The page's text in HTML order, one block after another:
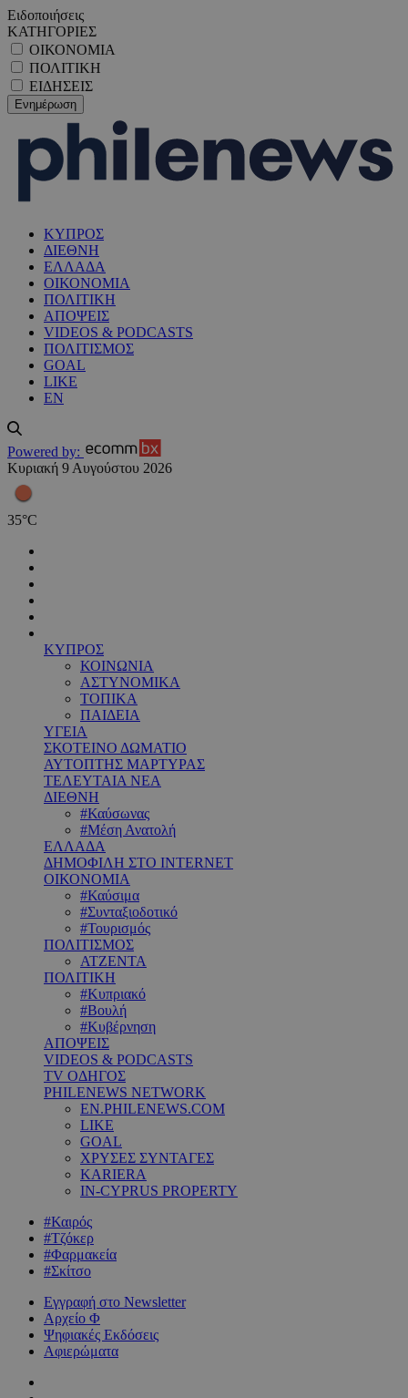
Ειδοποιήσεις
ΚΑΤΗΓΟΡΙΕΣ
ΟΙΚΟΝΟΜΙΑ
ΠΟΛΙΤΙΚΗ
ΕΙΔΗΣΕΙΣ
ΚΥΠΡΟΣ
ΔΙΕΘΝΗ
ΕΛΛΑΔΑ
ΟΙΚΟΝΟΜΙΑ
ΠΟΛΙΤΙΚΗ
ΑΠΟΨΕΙΣ
VIDEOS & PODCASTS
ΠΟΛΙΤΙΣΜΟΣ
GOAL
LIKE
EN
Powered by:
Κυριακή 9 Αυγούστου 2026
35°C
ΚΥΠΡΟΣ
ΚΟΙΝΩΝΙΑ
ΑΣΤΥΝΟΜΙΚΑ
ΤΟΠΙΚΑ
ΠΑΙΔΕΙΑ
ΥΓΕΙΑ
ΣΚΟΤΕΙΝΟ ΔΩΜΑΤΙΟ
ΑΥΤΟΠΤΗΣ ΜΑΡΤΥΡΑΣ
ΤΕΛΕΥΤΑΙΑ ΝΕΑ
ΔΙΕΘΝΗ
#Καύσωνας
#Μέση Ανατολή
ΕΛΛΑΔΑ
ΔΗΜΟΦΙΛΗ ΣΤΟ INTERNET
ΟΙΚΟΝΟΜΙΑ
#Καύσιμα
#Συνταξιοδοτικό
#Τουρισμός
ΠΟΛΙΤΙΣΜΟΣ
ΑΤΖΕΝΤΑ
ΠΟΛΙΤΙΚΗ
#Κυπριακό
#Βουλή
#Κυβέρνηση
ΑΠΟΨΕΙΣ
VIDEOS & PODCASTS
TV ΟΔΗΓΟΣ
PHILENEWS NETWORK
EN.PHILENEWS.COM
LIKE
GOAL
ΧΡΥΣΕΣ ΣΥΝΤΑΓΕΣ
KARIERA
IN-CYPRUS PROPERTY
#Καιρός
#Τζόκερ
#Φαρμακεία
#Σκίτσο
Εγγραφή στο Newsletter
Αρχείο Φ
Ψηφιακές Εκδόσεις
Αφιερώματα